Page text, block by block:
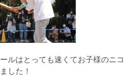
ルはとっても速くてお子様のニコ
した！